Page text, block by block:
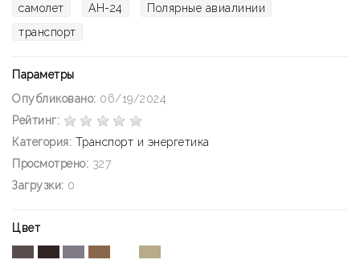
самолет АН-24
Полярные авиалинии
транспорт
Параметры
Опубликовано: 06/19/2024
Рейтинг:
Категория: Транспорт и энергетика
Просмотрено: 327
Загрузки: 0
Цвет